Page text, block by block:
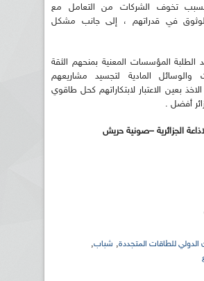
بسبب تخوف الشركات من التعامل مع
في قدراتهم ، إلى جانب مشكل
المؤسسات المعنية بمنحهم الثقة
والوسائل المادية لتجسيد مشاريعهم
بعين الاعتبار لابتكاراتهم كحل طاقوي
أفضل .
الجزائرية –صونية حريش
الدولي للطاقات المتجددة, شباب,